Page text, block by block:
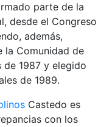
parte de la
desde el Congreso
además,
la Comunidad de
de 1987 y elegido
de 1989.
Castedo es
con los